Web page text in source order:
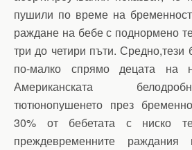
пушили по време на
раждане на бебе с поднормено
три до четири пъти. Средно,тези
по-малко спрямо децата на
Американската
тютюнопушенето през
30% от бебетата с ниско
преждевременните